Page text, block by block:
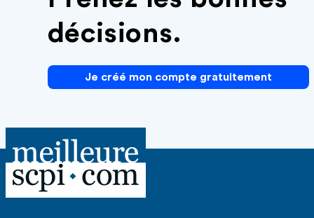
décisions.
Je créé mon compte gratuitement